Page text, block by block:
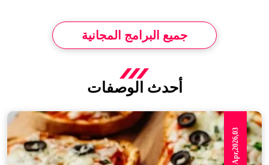
جميع البرامج المجانية
أحدث الوصفات
Apr,2026,03